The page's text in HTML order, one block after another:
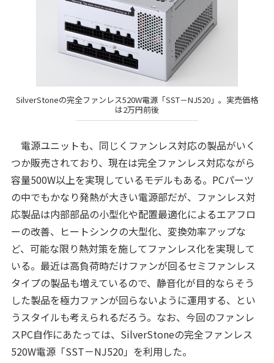
SilverStoneの完全ファンレス520W電源「SST－NJ520」。実売価格
は2万円前後
電源ユニットも、同じくファンレス対応の製品がいく
つか販売されており、現在は完全ファンレス対応ながら
容量500W以上を実現しているモデルもある。PCパーツ
の中でもかなり発熱が大きい電源部だが、ファンレス対
応製品は内部部品の小型化や配置最適化によるエアフロ
ーの改善、ヒートシンクの大型化、変換効率アップな
ど、可能な限り熱対策を施してファンレス化を実現して
いる。最近は高負荷時だけファンが回るセミファンレス
タイプの製品も増えているので、静音化が目的ならそう
した製品を極力ファンが回らないように運用する、とい
うスタイルも考えられるだろう。なお、今回のファンレ
スPC自作にあたっては、SilverStoneの完全ファンレス
520W電源「SST－NJ520」を利用した。